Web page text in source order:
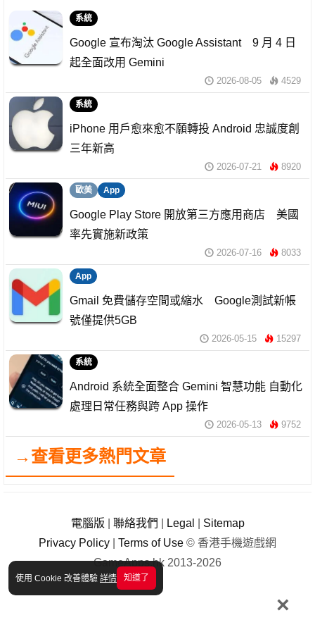
使用 Cookie 改善體驗 詳情 知道了
×
系統
Google 宣布淘汰 Google Assistant 9 月 4 日
起全面改用 Gemini
2026-08-05 4529
系統
iPhone 用戶愈來愈不願轉投 Android 忠誠度創
三年新高
2026-07-21 8920
歐美 App
Google Play Store 開放第三方應用商店 美國
率先實施新政策
2026-07-16 8033
App
Gmail 免費儲存空間或縮水 Google測試新帳
號僅提供5GB
2026-05-15 15297
系統
Android 系統全面整合 Gemini 智慧功能 自動化
處理日常任務與跨 App 操作
2026-05-13 9752
→查看更多熱門文章
電腦版 聯絡我們 Legal
Sitemap
Privacy Policy
Terms of Use © 香港手機遊戲網
GameApps.hk 2013-2026